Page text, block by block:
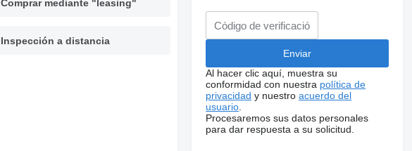
Comprar mediante "leasing"
Inspección a distancia
Al hacer clic aquí, muestra su
conformidad con nuestra política de
privacidad y nuestroacuerdo del
usuario
Procesaremos sus datos personales
para dar respuesta a su solicitud.